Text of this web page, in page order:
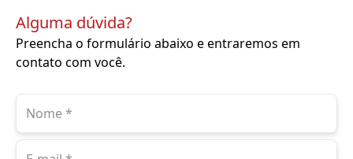
Alguma dúvida?
Preencha o formulário abaixo e entraremos em
contato com você.